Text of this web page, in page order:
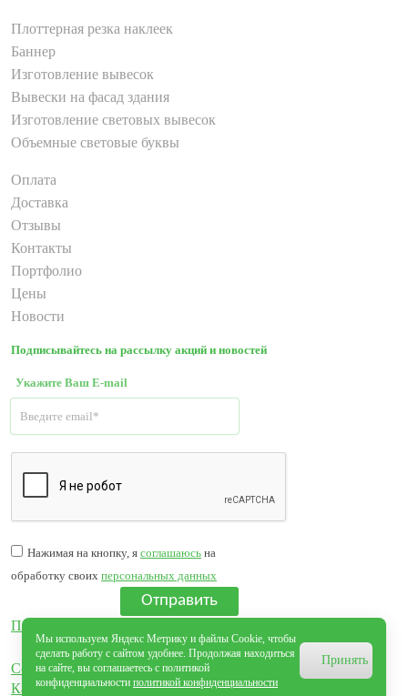
Мы используем Яндекс Метрику и файлы Cookie, чтобы
сделать работу с сайтом удобнее. Продолжая находиться
на сайте, вы соглашаетесь с политикой
конфиденциальности политикой конфиденциальности
Принять
Плоттерная резка наклеек
Баннер
Изготовление вывесок
Вывески на фасад здания
Изготовление световых вывесок
Объемные световые буквы
Оплата
Доставка
Отзывы
Контакты
Портфолио
Цены
Новости
Подписывайтесь на рассылку акций и новостей
Укажите Ваш E-mail
Нажимая на кнопку, я соглашаюсь на
обработку своих персональных данных
Отправить
Политика обработки персональных данных
Согласие на обработку персональных данных
Карта сайта